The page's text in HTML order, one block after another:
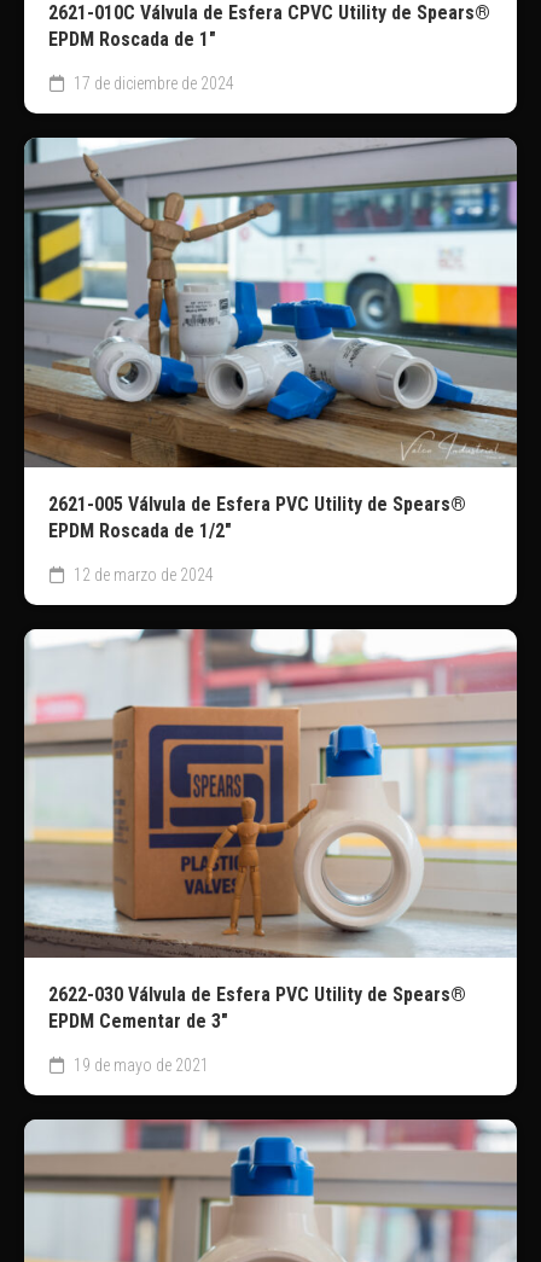
2621-010C Válvula de Esfera CPVC Utility de Spears®
EPDM Roscada de 1″
17 de diciembre de 2024
2621-005 Válvula de Esfera PVC Utility de Spears®
EPDM Roscada de 1/2″
12 de marzo de 2024
2622-030 Válvula de Esfera PVC Utility de Spears®
EPDM Cementar de 3″
19 de mayo de 2021